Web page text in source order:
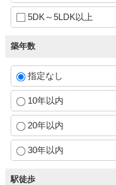
5DK～5LDK以上
築年数
指定なし
10年以内
20年以内
30年以内
駅徒歩